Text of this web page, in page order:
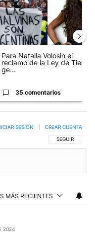
Para Natalia Volosin el
reclamo de la Ley de Tierras
ge...
35 comentarios
SIGA ESTA
SEGUIR
SESIÓN CREAR CUENTA
MÁS RECIENTES
2024